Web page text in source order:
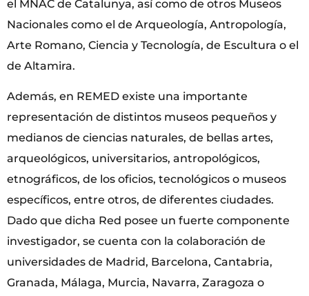
el MNAC de Catalunya, así como de otros Museos
Nacionales como el de Arqueología, Antropología,
Arte Romano, Ciencia y Tecnología, de Escultura o el
de Altamira.
Además, en REMED existe una importante
representación de distintos museos pequeños y
medianos de ciencias naturales, de bellas artes,
arqueológicos, universitarios, antropológicos,
etnográficos, de los oficios, tecnológicos o museos
específicos, entre otros, de diferentes ciudades.
Dado que dicha Red posee un fuerte componente
investigador, se cuenta con la colaboración de
universidades de Madrid, Barcelona, Cantabria,
Granada, Málaga, Murcia, Navarra, Zaragoza o